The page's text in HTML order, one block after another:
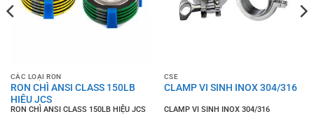
CÁC LOẠI RON
RON CHÌ ANSI CLASS 150LB
HIỆU JCS
RON CHÌ ANSI CLASS 150LB HIỆU JCS
CSE
CLAMP VI SINH INOX 304/316
CLAMP VI SINH INOX 304/316